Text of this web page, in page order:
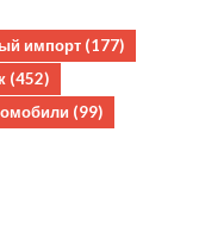
импорт (177)
(452)
(99)